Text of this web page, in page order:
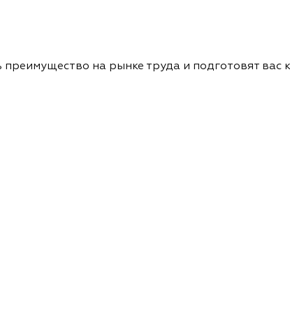
на рынке труда и подготовят вас